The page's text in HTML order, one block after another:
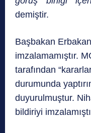
demiştir.
Başbakan
imzalamamıştır.
tarafından
durumunda
duyurulmuştur.
bildiriyi